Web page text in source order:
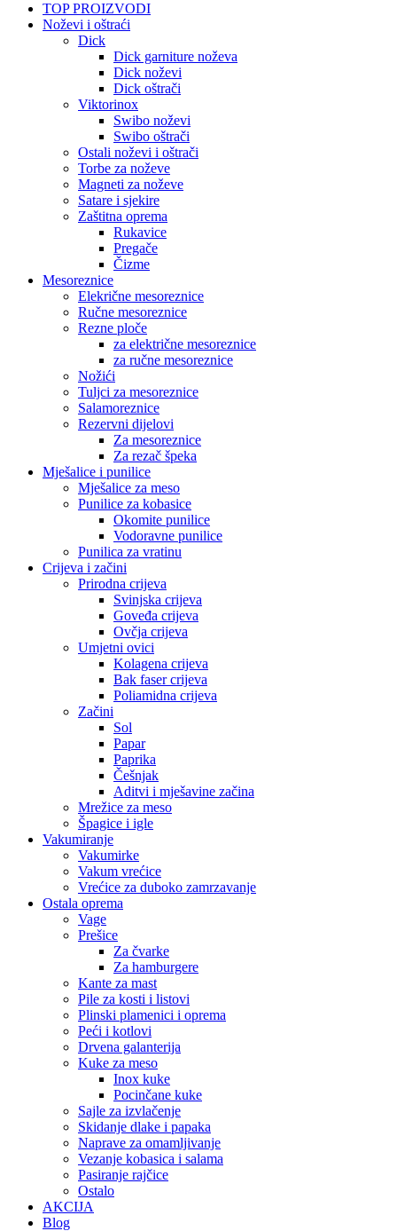
TOP PROIZVODI
Noževi i oštraći
Dick
Dick garniture noževa
Dick noževi
Dick oštrači
Viktorinox
Swibo noževi
Swibo oštrači
Ostali noževi i oštrači
Torbe za noževe
Magneti za noževe
Satare i sjekire
Zaštitna oprema
Rukavice
Pregače
Čizme
Mesoreznice
Elekrične mesoreznice
Ručne mesoreznice
Rezne ploče
za električne mesoreznice
za ručne mesoreznice
Nožići
Tuljci za mesoreznice
Salamoreznice
Rezervni dijelovi
Za mesoreznice
Za rezač špeka
Mješalice i punilice
Mješalice za meso
Punilice za kobasice
Okomite punilice
Vodoravne punilice
Punilica za vratinu
Crijeva i začini
Prirodna crijeva
Svinjska crijeva
Goveđa crijeva
Ovčja crijeva
Umjetni ovici
Kolagena crijeva
Bak faser crijeva
Poliamidna crijeva
Začini
Sol
Papar
Paprika
Češnjak
Aditvi i mješavine začina
Mrežice za meso
Špagice i igle
Vakumiranje
Vakumirke
Vakum vrećice
Vrećice za duboko zamrzavanje
Ostala oprema
Vage
Prešice
Za čvarke
Za hamburgere
Kante za mast
Pile za kosti i listovi
Plinski plamenici i oprema
Peći i kotlovi
Drvena galanterija
Kuke za meso
Inox kuke
Pocinčane kuke
Sajle za izvlačenje
Skidanje dlake i papaka
Naprave za omamljivanje
Vezanje kobasica i salama
Pasiranje rajčice
Ostalo
AKCIJA
Blog